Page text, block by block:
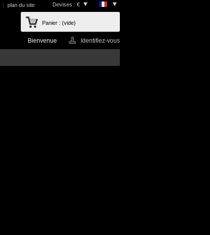
Devises : €
plan du site
Panier : (vide)
Bienvenue Identifiez-vous